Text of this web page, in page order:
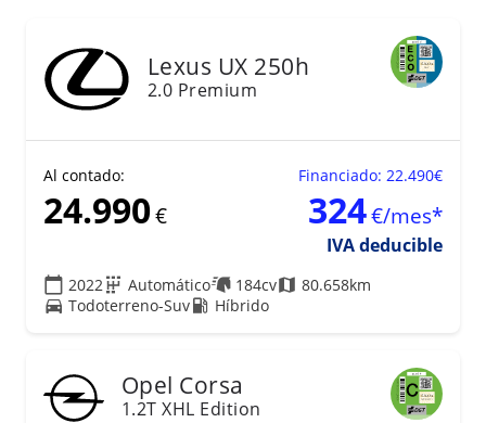
Lexus UX 250h
2.0 Premium
Al contado:
24.990€
Financiado: 22.490€
324€/mes*
IVA deducible
2022 Automático 184cv
80.658km
Todoterreno-Suv
Híbrido
Opel Corsa
1.2T XHL Edition